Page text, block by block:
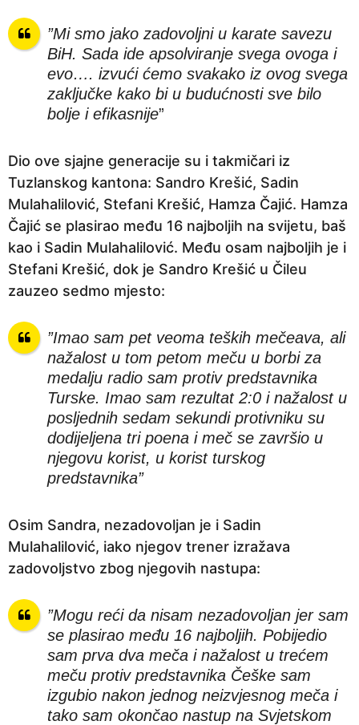
”Mi smo jako zadovoljni u karate savezu
BiH. Sada ide apsolviranje svega ovoga i
evo…. izvući ćemo svakako iz ovog svega
zaključke kako bi u budućnosti sve bilo
bolje i efikasnije”
Dio ove sjajne generacije su i takmičari iz
Tuzlanskog kantona: Sandro Krešić, Sadin
Mulahalilović, Stefani Krešić, Hamza Čajić. Hamza
Čajić se plasirao među 16 najboljih na svijetu, baš
kao i Sadin Mulahalilović. Među osam najboljih je i
Stefani Krešić, dok je Sandro Krešić u Čileu
zauzeo sedmo mjesto:
”Imao sam pet veoma teških mečeava, ali
nažalost u tom petom meču u borbi za
medalju radio sam protiv predstavnika
Turske. Imao sam rezultat 2:0 i nažalost u
posljednih sedam sekundi protivniku su
dodijeljena tri poena i meč se završio u
njegovu korist, u korist turskog
predstavnika”
Osim Sandra, nezadovoljan je i Sadin
Mulahalilović, iako njegov trener izražava
zadovoljstvo zbog njegovih nastupa:
”Mogu reći da nisam nezadovoljan jer sam
se plasirao među 16 najboljih. Pobijedio
sam prva dva meča i nažalost u trećem
meču protiv predstavnika Češke sam
izgubio nakon jednog neizvjesnog meča i
tako sam okončao nastup na Svjetskom